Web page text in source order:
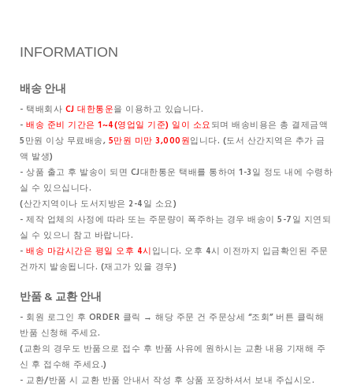
INFORMATION
배송 안내
- 택배회사 CJ 대한통운을 이용하고 있습니다.
- 배송 준비 기간은 1~4(영업일 기준) 일이 소요 되며 배송비용은 총 결제금액
5만원 이상 무료배송, 5만원 미만 3,000원입니다. (도서 산간지역은 추가 금
액 발생)
- 상품 출고 후 발송이 되면 CJ대한통운 택배를 통하여 1-3일 정도 내에 수령하
실 수 있으십니다.
(산간지역이나 도서지방은 2-4일 소요)
- 제작 업체의 사정에 따라 또는 주문량이 폭주하는 경우 배송이 5-7일 지연되
실 수 있으니 참고 바랍니다.
- 배송 마감시간은 평일 오후 4시 입니다. 오후 4시 이전까지 입금확인된 주문
건까지 발송됩니다. (재고가 있을 경우)
반품 & 교환 안내
- 회원 로그인 후 ORDER 클릭 → 해당 주문 건 주문상세 “조회” 버튼 클릭해
반품 신청해 주세요.
(교환의 경우도 반품으로 접수 후 반품 사유에 원하시는 교환 내용 기재해 주
신 후 접수해 주세요.)
- 교환/반품 시 교환 반품 안내서 작성 후 상품 포장하셔서 보내 주십시오.